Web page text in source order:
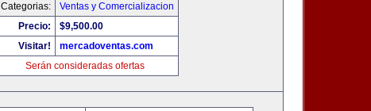
Categorias:
Ventas y Comercializacion
Precio:
$9,500.00
Visitar!
mercadoventas.com
Serán consideradas ofertas